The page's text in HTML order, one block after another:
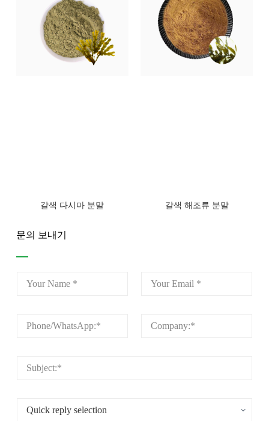
갈색 다시마 분말 갈색 해조류 분말
문의 보내기